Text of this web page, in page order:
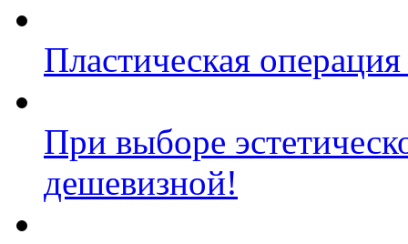
Пластическая
При выборе
дешевизной!